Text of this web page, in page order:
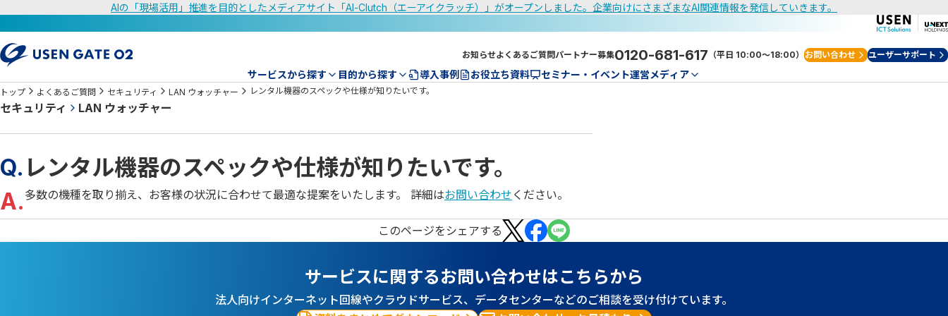
AIの「現場活用」推進を目的としたメディアサイト「AI-Clutch（エーアイクラッチ）」がオープンしました。企業向けにさまざまなAI関連情報を発信していきます。
お知らせよくあるご質問パートナー募集0120-681-617 （平日 10:00～18:00） お問い合わせ ユーザーサポート
サービスから探す 目的から探す 導入事例 お役立ち資料 セミナー・イベント運営メディア
トップ よくあるご質問 セキュリティ LAN ウォッチャー レンタル機器のスペックや仕様が知りたいです。
セキュリティ LAN ウォッチャー
Q. レンタル機器のスペックや仕様が知りたいです。
A. 多数の機種を取り揃え、お客様の状況に合わせて最適な提案をいたします。 詳細はお問い合わせ ください。
このページをシェアする
サービスに関するお問い合わせはこちらから
法人向けインターネット回線やクラウドサービス、データセンターなどのご相談を受け付けています。